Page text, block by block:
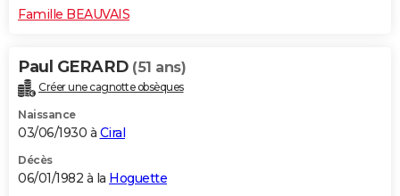
Famille BEAUVAIS
Paul GERARD (51 ans)
Créer une cagnotte obsèques
Naissance
03/06/1930 à Ciral
Décès
06/01/1982 à la Hoguette